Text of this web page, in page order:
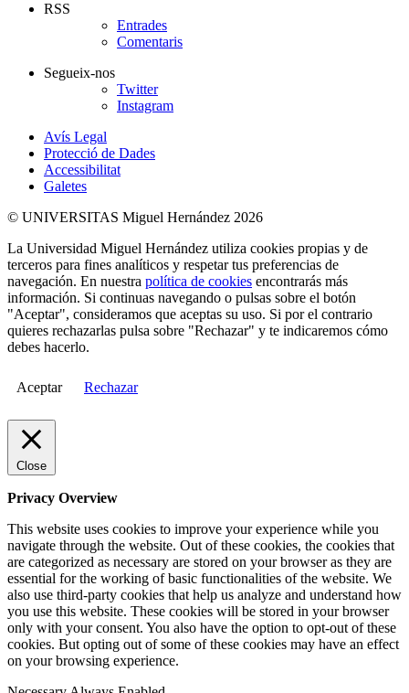
RSS
Entrades
Comentaris
Segueix-nos
Twitter
Instagram
Avís Legal
Protecció de Dades
Accessibilitat
Galetes
© UNIVERSITAS Miguel Hernández 2026
La Universidad Miguel Hernández utiliza cookies propias y de
terceros para fines analíticos y respetar tus preferencias de
navegación. En nuestra política de cookies encontrarás más
información. Si continuas navegando o pulsas sobre el botón
"Aceptar", consideramos que aceptas su uso. Si por el contrario
quieres rechazarlas pulsa sobre "Rechazar" y te indicaremos cómo
debes hacerlo.
Aceptar Rechazar
Close
Privacy Overview
This website uses cookies to improve your experience while you
navigate through the website. Out of these cookies, the cookies that
are categorized as necessary are stored on your browser as they are
essential for the working of basic functionalities of the website. We
also use third-party cookies that help us analyze and understand how
you use this website. These cookies will be stored in your browser
only with your consent. You also have the option to opt-out of these
cookies. But opting out of some of these cookies may have an effect
on your browsing experience.